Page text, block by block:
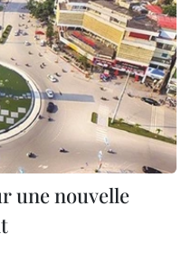
une nouvelle